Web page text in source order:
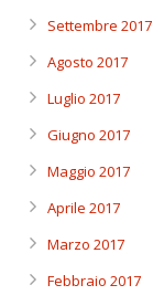
Settembre 2017
Agosto 2017
Luglio 2017
Giugno 2017
Maggio 2017
Aprile 2017
Marzo 2017
Febbraio 2017